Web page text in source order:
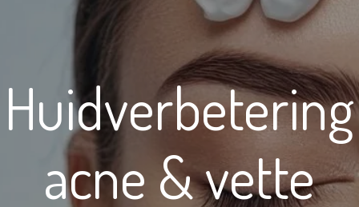
Huidverbetering
acne & vette